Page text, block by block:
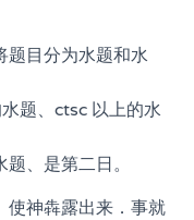
目分为水题和水
题、ctsc 以上的水
、是第二日。
神犇露出来．事就